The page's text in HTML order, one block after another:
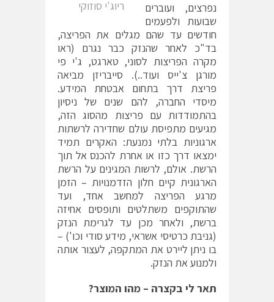
ריוג'י סוזוקי
נפרצים, ועוברים
שבועות ולפעמים
חודשים עד שהם מגלים את הפריצה,
בד"כ לאחר שהנזק כבר נגרם (ראו
מקרה הפריצות לסוני, טארגט, ג'י פי
מורגן צ'ייס ועוד..). סייבריזן מביאה
פריצת דרך בתחום אבטחת המידע.
מיסדי החברה, להם שנים של ניסיון
בהתמודדות עם פריצות מהסוג הזה,
מגיעים מתפיסת עולם שחדירה לרשתות
ארגוניות בלתי נמנעת: האקרים תמיד
ימצאו דרך כזו או אחרת להכנס אל תוך
הרשת. אולם, לרשות המגינים על הרשת
הארגונית קיים חלון הזדמנויות – הזמן
מרגע הפריצה למחשב אחד, ועד
שהתוקפים משתלטים ותופסים אחיזה
ברשת, ולאחר מכן עד לגרימת הנזק
(גניבת כרטיסי אשראי, מידע סודי וכו') –
בו ניתן ליירט את המתקפה, לעצור אותה
ולמנוע את הנזק.
תאר לי בקצרה – מהו המוצר?